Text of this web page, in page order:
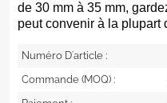
de 30 mm à 35 mm,
peut convenir à la plupart
Numéro D'article :
Commande (MOQ) :